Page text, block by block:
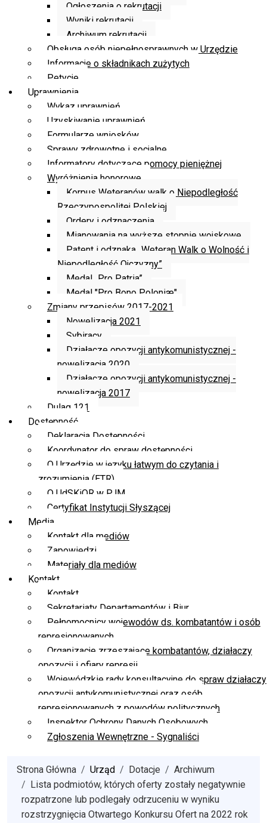
Ogłoszenia o rekrutacji
Wyniki rekrutacji
Archiwum rekrutacji
Obsługa osób niepełnosprawnych w Urzędzie
Informacje o składnikach zużytych
Petycje
Uprawnienia
Wykaz uprawnień
Uzyskiwanie uprawnień
Formularze wniosków
Sprawy zdrowotne i socjalne
Informatory dotyczące pomocy pieniężnej
Wyróżnienia honorowe
Korpus Weteranów walk o Niepodległość
Rzeczypospolitej Polskiej
Ordery i odznaczenia
Mianowania na wyższe stopnie wojskowe
Patent i odznaka „Weteran Walk o Wolność i
Niepodległość Ojczyzny”
Medal „Pro Patria”
Medal "Pro Bono Poloniæ"
Zmiany przepisów 2017-2021
Nowelizacja 2021
Sybiracy
Działacze opozycji antykomunistycznej -
nowelizacja 2020
Działacze opozycji antykomunistycznej -
nowelizacja 2017
Dulag 121
Dostępność
Deklaracja Dostępności
Koordynator do spraw dostępności
O Urzędzie w języku łatwym do czytania i
zrozumienia (ETR)
O UdSKiOR w PJM
Certyfikat Instytucji Słyszącej
Media
Kontakt dla mediów
Zapowiedzi
Materiały dla mediów
Kontakt
Kontakt
Sekretariaty Departamentów i Biur
Pełnomocnicy wojewodów ds. kombatantów i osób
represjonowanych
Organizacje zrzeszające kombatantów, działaczy
opozycji i ofiary represji
Wojewódzkie rady konsultacyjne do spraw działaczy
opozycji antykomunistycznej oraz osób
represjonowanych z powodów politycznych
Inspektor Ochrony Danych Osobowych
Zgłoszenia Wewnętrzne - Sygnaliści
Strona Główna Urząd Dotacje
Archiwum
Lista podmiotów, których oferty zostały negatywnie
rozpatrzone lub podlegały odrzuceniu w wyniku
rozstrzygnięcia Otwartego Konkursu Ofert na 2022 rok